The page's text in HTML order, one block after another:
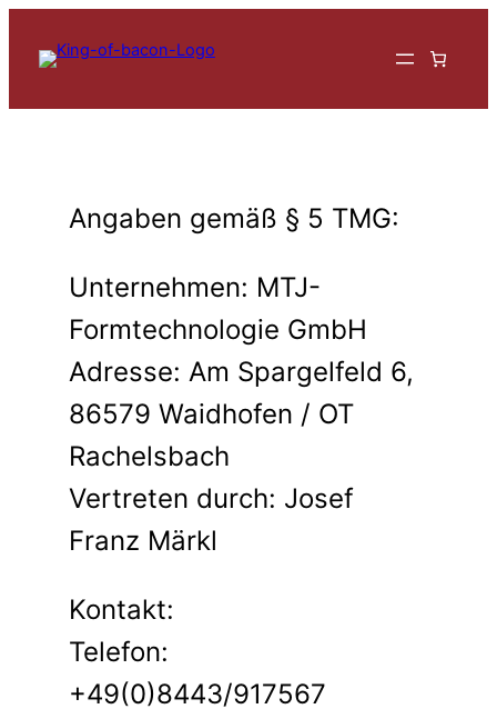
Inhalt
springen
Angaben gemäß § 5 TMG:
Unternehmen: MTJ-
Formtechnologie GmbH
Adresse: Am Spargelfeld 6,
86579 Waidhofen / OT
Rachelsbach
Vertreten durch: Josef
Franz Märkl
Kontakt:
Telefon:
+49(0)8443/917567